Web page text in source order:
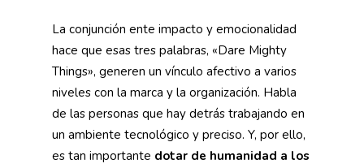
La conjunción ente impacto y emocionalidad
hace que esas tres palabras, «Dare Mighty
Things», generen un vínculo afectivo a varios
niveles con la marca y la organización. Habla
de las personas que hay detrás trabajando en
un ambiente tecnológico y preciso. Y, por ello,
es tan importante dotar de humanidad a los